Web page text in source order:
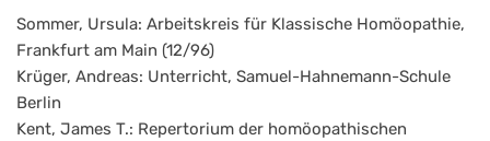
Sommer, Ursula: Arbeitskreis für Klassische Homöopathie,
Frankfurt am Main (12/96)
Krüger, Andreas: Unterricht, Samuel-Hahnemann-Schule
Berlin
Kent, James T.: Repertorium der homöopathischen